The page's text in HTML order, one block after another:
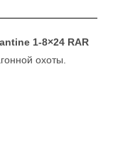
1-8×24 RAR
охоты.